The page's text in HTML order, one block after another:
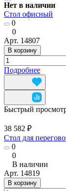
Нет в наличии
Стол офисный
0
0
Арт. 14807
В корзину
Подробнее
Быстрый
38 582 ₽
Стол для
0
0
В наличии
Арт. 14819
В корзину